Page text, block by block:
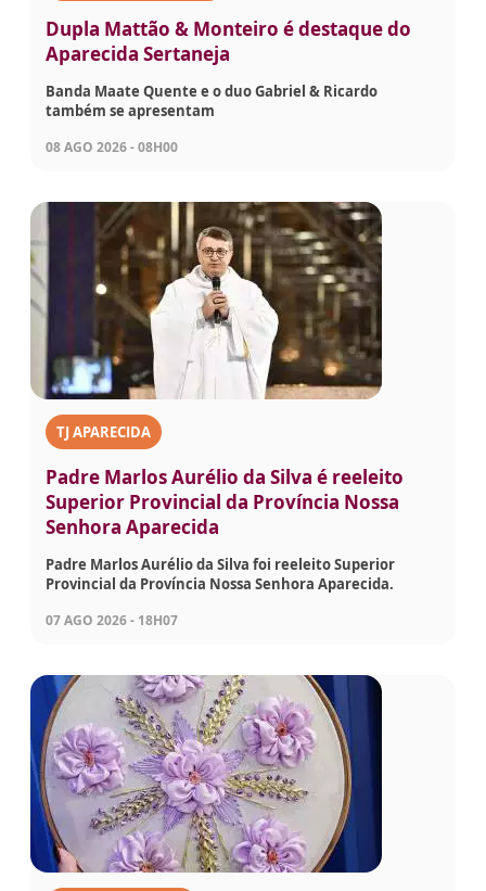
Dupla Mattão & Monteiro é destaque do
Aparecida Sertaneja
Banda Maate Quente e o duo Gabriel & Ricardo
também se apresentam
08 AGO 2026 - 08H00
TJ APARECIDA
Padre Marlos Aurélio da Silva é reeleito
Superior Provincial da Província Nossa
Senhora Aparecida
Padre Marlos Aurélio da Silva foi reeleito Superior
Provincial da Província Nossa Senhora Aparecida.
07 AGO 2026 - 18H07